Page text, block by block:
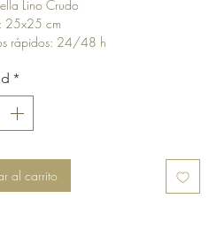
oferta
Lino Crudo
25x25 cm
rápidos: 24/48 h
*
al carrito